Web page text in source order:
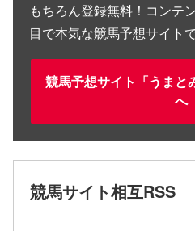
もちろん登録無料！コンテ
目で本気な競馬予想サイトで
競馬予想サイト「うまと
へ
競馬サイト相互RSS